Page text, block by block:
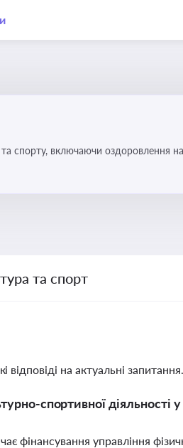
спорту, включаючи оздоровлення
та спорт
на актуальні
спортивної діяльності
фінансування управління